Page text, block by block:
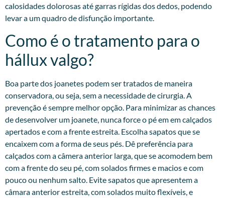
calosidades dolorosas até garras rígidas dos dedos, podendo
levar a um quadro de disfunção importante.
Como é o tratamento para o
hállux valgo?
Boa parte dos joanetes podem ser tratados de maneira
conservadora, ou seja, sem a necessidade de cirurgia. A
prevenção é sempre melhor opção. Para minimizar as chances
de desenvolver um joanete, nunca force o pé em em calçados
apertados e com a frente estreita. Escolha sapatos que se
encaixem com a forma de seus pés. Dê preferência para
calçados com a câmera anterior larga, que se acomodem bem
com a frente do seu pé, com solados firmes e macios e com
pouco ou nenhum salto. Evite sapatos que apresentem a
câmara anterior estreita, com solados muito flexíveis, e